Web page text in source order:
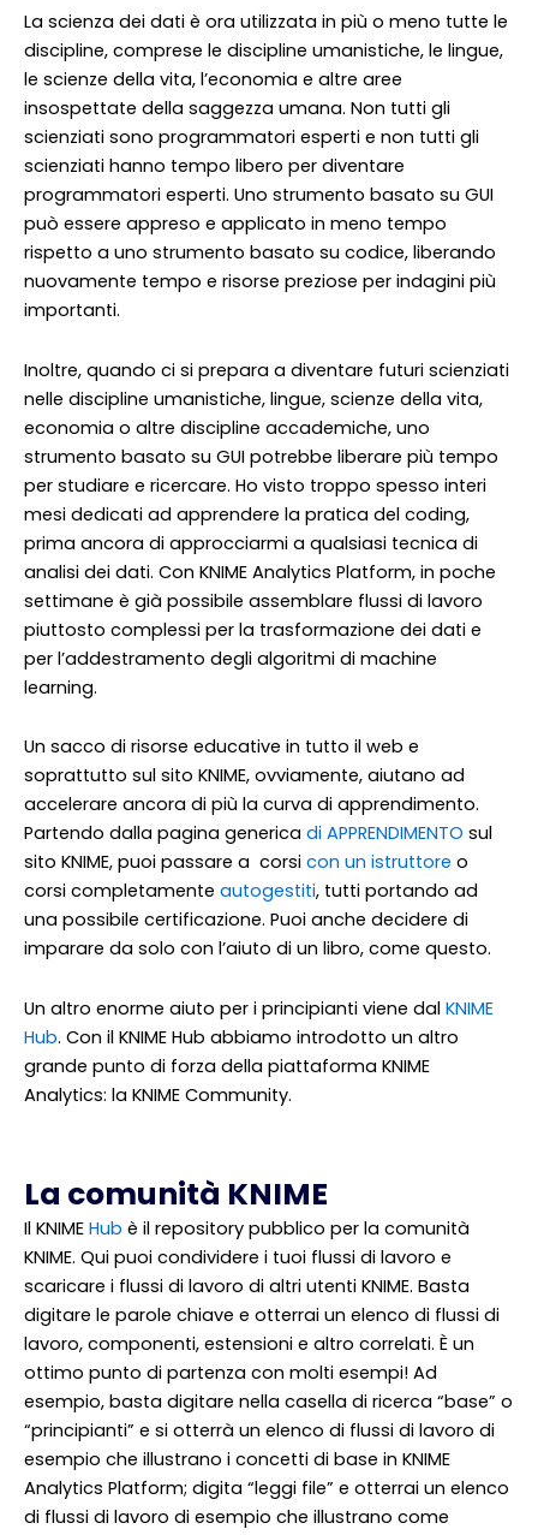
La scienza dei dati è ora utilizzata in più o meno tutte le
discipline, comprese le discipline umanistiche, le lingue,
le scienze della vita, l’economia e altre aree
insospettate della saggezza umana. Non tutti gli
scienziati sono programmatori esperti e non tutti gli
scienziati hanno tempo libero per diventare
programmatori esperti. Uno strumento basato su GUI
può essere appreso e applicato in meno tempo
rispetto a uno strumento basato su codice, liberando
nuovamente tempo e risorse preziose per indagini più
importanti.
Inoltre, quando ci si prepara a diventare futuri scienziati
nelle discipline umanistiche, lingue, scienze della vita,
economia o altre discipline accademiche, uno
strumento basato su GUI potrebbe liberare più tempo
per studiare e ricercare. Ho visto troppo spesso interi
mesi dedicati ad apprendere la pratica del coding,
prima ancora di approcciarmi a qualsiasi tecnica di
analisi dei dati. Con KNIME Analytics Platform, in poche
settimane è già possibile assemblare flussi di lavoro
piuttosto complessi per la trasformazione dei dati e
per l’addestramento degli algoritmi di machine
learning.
Un sacco di risorse educative in tutto il web e
soprattutto sul sito KNIME, ovviamente, aiutano ad
accelerare ancora di più la curva di apprendimento.
Partendo dalla pagina generica di APPRENDIMENTO sul
sito KNIME, puoi passare a corsi con un istruttore o
corsi completamente autogestiti, tutti portando ad
una possibile certificazione. Puoi anche decidere di
imparare da solo con l’aiuto di un libro, come questo.
Un altro enorme aiuto per i principianti viene dal KNIME
Hub. Con il KNIME Hub abbiamo introdotto un altro
grande punto di forza della piattaforma KNIME
Analytics: la KNIME Community.
La comunità KNIME
Il KNIME Hub è il repository pubblico per la comunità
KNIME. Qui puoi condividere i tuoi flussi di lavoro e
scaricare i flussi di lavoro di altri utenti KNIME. Basta
digitare le parole chiave e otterrai un elenco di flussi di
lavoro, componenti, estensioni e altro correlati. È un
ottimo punto di partenza con molti esempi! Ad
esempio, basta digitare nella casella di ricerca “base” o
“principianti” e si otterrà un elenco di flussi di lavoro di
esempio che illustrano i concetti di base in KNIME
Analytics Platform; digita “leggi file” e otterrai un elenco
di flussi di lavoro di esempio che illustrano come